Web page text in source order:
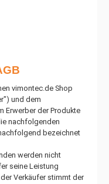
vimontec.de Shop
und dem
Erwerber der Produkte
nachfolgenden
bezeichnet
werden nicht
seine Leistung
Verkäufer stimmt der